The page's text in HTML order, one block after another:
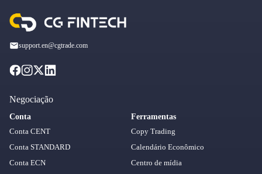
support.en@cgtrade.com
Negociação
Conta
Conta CENT
Conta STANDARD
Conta ECN
Ferramentas
Copy Trading
Calendário Econômico
Centro de mídia